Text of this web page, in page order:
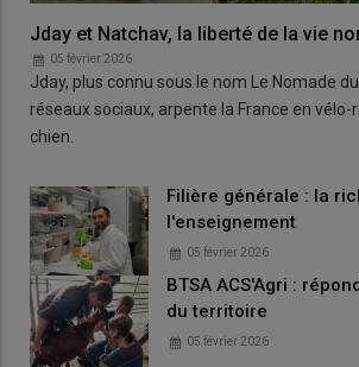
Jday et Natchav, la liberté de la vie
05 février 2026
Jday, plus connu sous le nom Le Nomade
réseaux sociaux, arpente la France en
chien.
Filière générale : la
l'enseignement
05 février 2026
BTSA ACS'Agri :
du territoire
05 février 2026